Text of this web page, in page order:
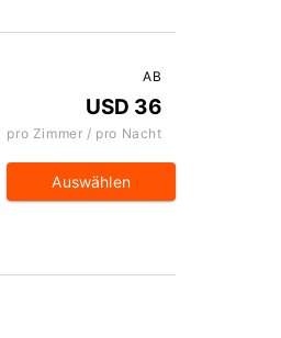
AB
USD 36
pro Zimmer / pro Nacht
Auswählen